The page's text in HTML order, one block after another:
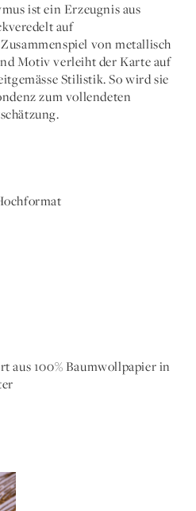
ist ein Erzeugnis aus
auf
von metallisch
Motiv verleiht der Karte auf
Stilistik. So wird sie
zum vollendeten
aus 100% Baumwollpapier in